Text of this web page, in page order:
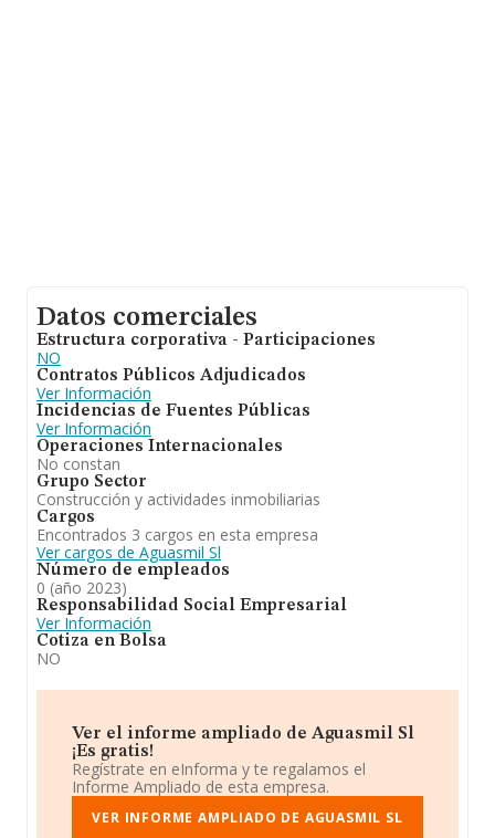
Datos comerciales
Estructura corporativa - Participaciones
NO
Contratos Públicos Adjudicados
Ver Información
Incidencias de Fuentes Públicas
Ver Información
Operaciones Internacionales
No constan
Grupo Sector
Construcción y actividades inmobiliarias
Cargos
Encontrados 3 cargos en esta empresa
Ver cargos de Aguasmil Sl
Número de empleados
0 (año 2023)
Responsabilidad Social Empresarial
Ver Información
Cotiza en Bolsa
NO
Ver el informe ampliado de Aguasmil Sl
¡Es gratis!
Regístrate en eInforma y te regalamos el
Informe Ampliado de esta empresa.
VER INFORME AMPLIADO DE AGUASMIL SL